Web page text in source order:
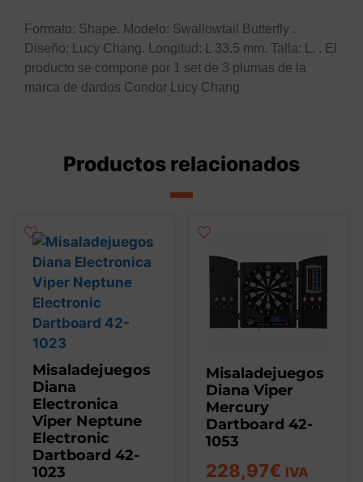
Formato: Shape. Modelo: Swallowtail Butterfly .
Diseño: Lucy Chang. Longitud: L 33.5 mm. Talla: L. . El
producto se compone por 1 set de 3 plumas de la
marca de dardos Condor Lucy Chang
Productos relacionados
Misaladejuegos
Diana
Electronica
Viper Neptune
Electronic
Dartboard 42-
1023
Misaladejuegos
Diana Viper
Mercury
Dartboard 42-
1053
228,97€ IVA